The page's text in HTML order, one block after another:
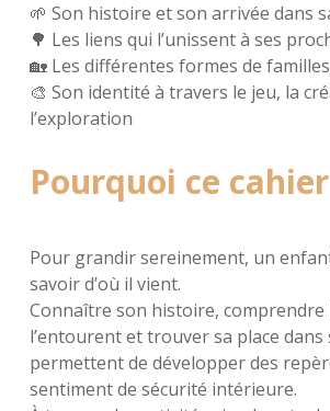
🌱 Son histoire et son arrivée dans
🌳 Les liens qui l’unissent à ses
🏡 Les différentes formes de familles
🎨 Son identité à travers le jeu, la
l’exploration
Pourquoi ce
Pour grandir sereinement, un
savoir d’où il vient.
Connaître son histoire, comprendre
l’entourent et trouver sa place dans
permettent de développer des
sentiment de sécurité intérieure.